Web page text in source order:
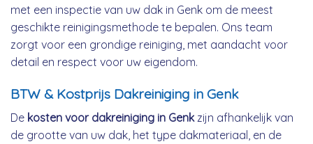
met een inspectie van uw dak in Genk om de meest
geschikte reinigingsmethode te bepalen. Ons team
zorgt voor een grondige reiniging, met aandacht voor
detail en respect voor uw eigendom.
BTW & Kostprijs Dakreiniging in Genk
De kosten voor dakreiniging in Genkzijn afhankelijk van
de grootte van uw dak, het type dakmateriaal, en de